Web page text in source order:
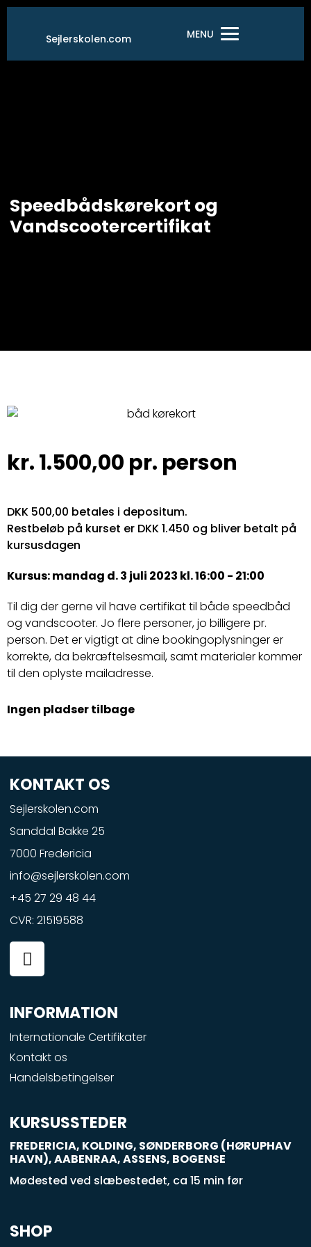
Gå
indholdetSejlerskolen.com MENU
Speedbådskørekort og
Vandscootercertifikat
kr.1.500,00 pr. person
DKK 500,00 betales i depositum.
Restbeløb på kurset er DKK 1.450 og bliver betalt på
kursusdagen
Kursus: mandag d. 3 juli 2023 kl. 16:00 - 21:00
Til dig der gerne vil have certifikat til både speedbåd
og vandscooter. Jo flere personer, jo billigere pr.
person. Det er vigtigt at dine bookingoplysninger er
korrekte, da bekræftelsesmail, samt materialer kommer
til den oplyste mailadresse.
Ingen pladser tilbage
KONTAKT OS
Sejlerskolen.com
Sanddal Bakke 25
7000 Fredericia
info@sejlerskolen.com
+45 27 29 48 44
CVR: 21519588
F
a
c
e
b
o
o
k
-
q
u
a
r
INFORMATION
Internationale Certifikater
Kontakt os
Handelsbetingelser
KURSUSSTEDER
FREDERICIA, KOLDING, SØNDERBORG (HØRUPHAV
HAVN), AABENRAA, ASSENS, BOGENSE
Mødested ved slæbestedet, ca 15 min før
SHOP